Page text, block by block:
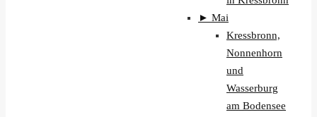
► Mai
Kressbronn,
Nonnenhorn
und
Wasserburg
am Bodensee